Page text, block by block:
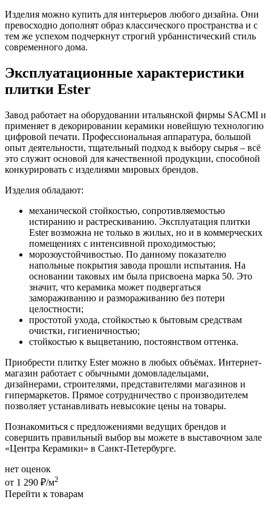
Изделия можно купить для интерьеров любого дизайна. Они
превосходно дополнят образ классического пространства и с
тем же успехом подчеркнут строгий урбанистический стиль
современного дома.
Эксплуатационные характеристики
плитки Ester
Завод работает на оборудовании итальянской фирмы SACMI и
применяет в декорировании керамики новейшую технологию
цифровой печати. Профессиональная аппаратура, большой
опыт деятельности, тщательный подход к выбору сырья – всё
это служит основой для качественной продукции, способной
конкурировать с изделиями мировых брендов.
Изделия обладают:
механической стойкостью, сопротивляемостью
истиранию и растрескиванию. Эксплуатация плитки
Ester возможна не только в жилых, но и в коммерческих
помещениях с интенсивной проходимостью;
морозоустойчивостью. По данному показателю
напольные покрытия завода прошли испытания. На
основании таковых им была присвоена марка 50. Это
значит, что керамика может подвергаться
замораживанию и размораживанию без потери
целостности;
простотой ухода, стойкостью к бытовым средствам
очистки, гигиеничностью;
стойкостью к выцветанию, постоянством оттенка.
Приобрести плитку Ester можно в любых объёмах. Интернет-
магазин работает с обычными домовладельцами,
дизайнерами, строителями, представителями магазинов и
гипермаркетов. Прямое сотрудничество с производителем
позволяет устанавливать невысокие цены на товары.
Познакомиться с предложениями ведущих брендов и
совершить правильный выбор вы можете в выставочном зале
«Центра Керамики» в Санкт-Петербурге.
нет оценок
от 1 290 ₽/м2
Перейти к товарам